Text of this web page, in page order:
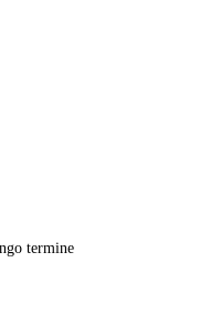
termine